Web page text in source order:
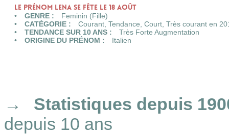
Le prénom LENA se fête le 18 Août
GENRE :
Feminin (Fille)
CATÉGORIE :
Courant , Tendance, Court Très courant en
TENDANCE SUR 10 ANS :
Très Forte Augmentation
ORIGINE DU PRÉNOM :
Italien
Statistiques depuis
depuis 10 ans